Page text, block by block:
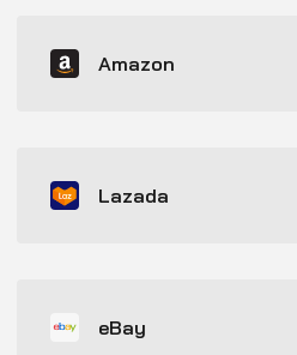
Amazon
Lazada
eBay